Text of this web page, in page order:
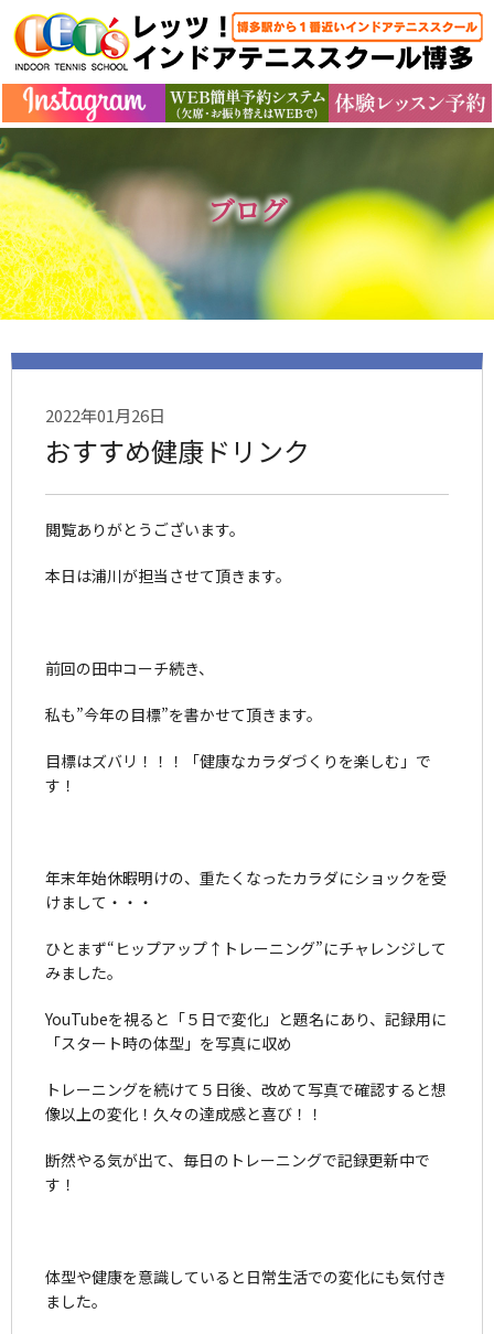
ブログ
2022年01月26日
おすすめ健康ドリンク
閲覧ありがとうございます。
本日は浦川が担当させて頂きます。
前回の田中コーチ続き、
私も”今年の目標”を書かせて頂きます。
目標はズバリ！！！「健康なカラダづくりを楽しむ」で
す！
年末年始休暇明けの、重たくなったカラダにショックを受
けまして・・・
ひとまず“ヒップアップ↑トレーニング”にチャレンジして
みました。
YouTubeを視ると「５日で変化」と題名にあり、記録用に
「スタート時の体型」を写真に収め
トレーニングを続けて５日後、改めて写真で確認すると想
像以上の変化！久々の達成感と喜び！！
断然やる気が出て、毎日のトレーニングで記録更新中で
す！
体型や健康を意識していると日常生活での変化にも気付き
ました。